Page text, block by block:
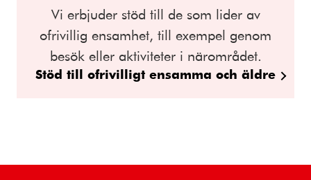
Vi erbjuder stöd till de som lider av
ofrivillig ensamhet, till exempel genom
besök eller aktiviteter i närområdet.
Stöd till ofrivilligt ensamma och äldre